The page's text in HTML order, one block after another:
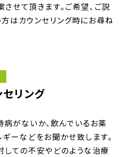
せて頂きます。ご希望、ご説
はカウンセリング時にお尋ね
リング
病がないか、飲んでいるお薬
ーなどをお聞かせ致します。
しての不安やどのような治療